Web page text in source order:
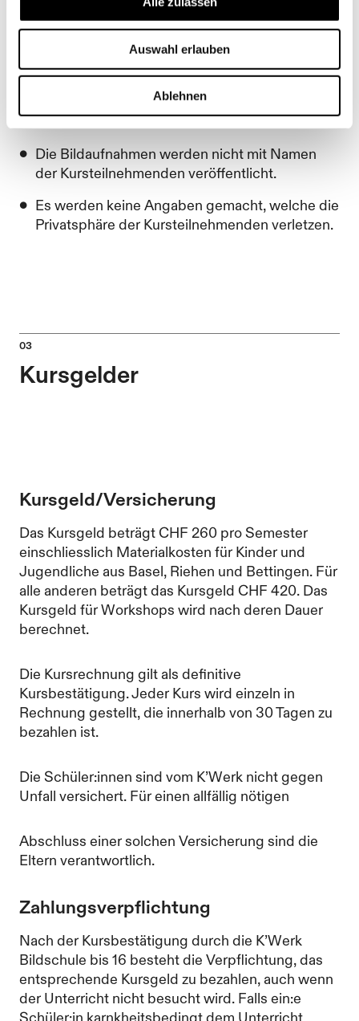
Auswahl erlauben
Ablehnen
Unsere wichtigsten Grundsätze lauten:
Die Bildaufnahmen werden nur für die
16 und auf der Website www.kwerk.ch
Die Bildaufnahmen werden nicht mit Namen
der Kursteilnehmenden veröffentlicht.
Es werden keine Angaben gemacht, welche die
Privatsphäre der Kursteilnehmenden verletzen.
Kursgelder
Kursgeld/Versicherung
Das Kursgeld beträgt CHF 260 pro Semester
einschliesslich Materialkosten für Kinder und
Jugendliche aus Basel, Riehen und Bettingen. Für
alle anderen beträgt das Kursgeld CHF 420. Das
Kursgeld für Workshops wird nach deren Dauer
berechnet.
Die Kursrechnung gilt als definitive
Kursbestätigung. Jeder Kurs wird einzeln in
Rechnung gestellt, die innerhalb von 30 Tagen zu
bezahlen ist.
Die Schüler:innen sind vom K’Werk nicht gegen
Unfall versichert. Für einen allfällig nötigen
Abschluss einer solchen Versicherung sind die
Eltern verantwortlich.
Zahlungsverpflichtung
Nach der Kursbestätigung durch die K’Werk
Bildschule bis 16 besteht die Verpflichtung, das
entsprechende Kursgeld zu bezahlen, auch wenn
der Unterricht nicht besucht wird. Falls ein:e
Schüler:in karnkheitsbedingt dem Unterricht